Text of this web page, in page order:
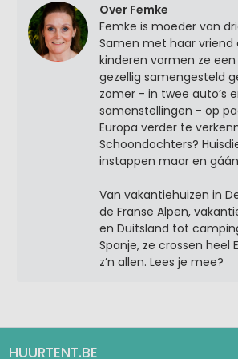
Over Femke
Femke is moeder van
Samen met haar vriend
kinderen vormen ze
gezellig samengesteld
zomer - in twee auto’s
samenstellingen - op
Europa verder te
Schoondochters?
instappen maar en
Van vakantiehuizen in
de Franse Alpen,
en Duitsland tot
Spanje, ze crossen heel
z’n allen. Lees je mee?
HUURTENT.BE